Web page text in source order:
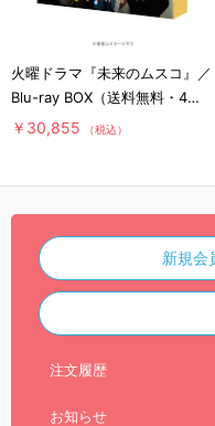
火曜ドラマ『未来のムスコ』／
Blu-ray BOX（送料無料・4枚
組）
￥30,855 （税込）
新規会
注文履歴
お知らせ